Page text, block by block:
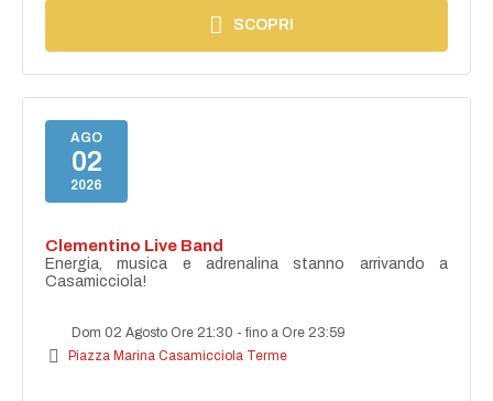
SCOPRI
AGO
02
2026
Clementino Live Band
Energia, musica e adrenalina stanno arrivando a
Casamicciola!
Dom 02 Agosto Ore 21:30 -fino a Ore 23:59
Piazza Marina Casamicciola Terme